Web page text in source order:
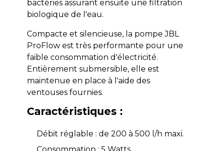
bactéries assurant ensuite une filtration
biologique de l'eau.
Compacte et silencieuse, la pompe JBL
ProFlow est très performante pour une
faible consommation d'électricité.
Entièrement submersible, elle est
maintenue en place à l'aide des
ventouses fournies.
Caractéristiques :
Débit réglable : de 200 à 500 l/h maxi.